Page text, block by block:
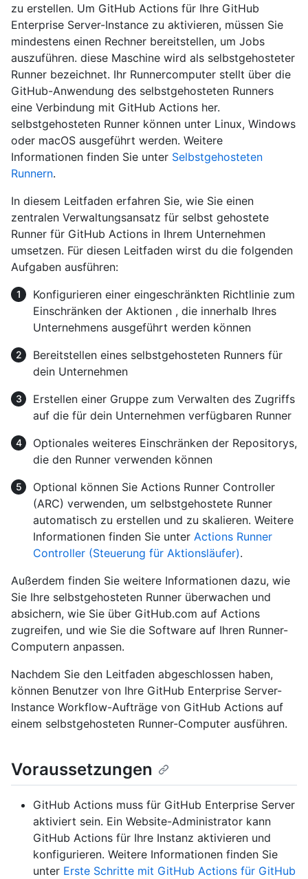
zu erstellen. Um GitHub Actions für Ihre GitHub
Enterprise Server-Instance zu aktivieren, müssen Sie
mindestens einen Rechner bereitstellen, um Jobs
auszuführen. diese Maschine wird als selbstgehosteter
Runner bezeichnet. Ihr Runnercomputer stellt über die
GitHub-Anwendung des selbstgehosteten Runners
eine Verbindung mit GitHub Actions her.
selbstgehosteten Runner können unter Linux, Windows
oder macOS ausgeführt werden. Weitere
Informationen finden Sie unter Selbstgehosteten
Runnern.
In diesem Leitfaden erfahren Sie, wie Sie einen
zentralen Verwaltungsansatz für selbst gehostete
Runner für GitHub Actions in Ihrem Unternehmen
umsetzen. Für diesen Leitfaden wirst du die folgenden
Aufgaben ausführen:
Konfigurieren einer eingeschränkten Richtlinie zum
Einschränken der Aktionen , die innerhalb Ihres
Unternehmens ausgeführt werden können
Bereitstellen eines selbstgehosteten Runners für
dein Unternehmen
Erstellen einer Gruppe zum Verwalten des Zugriffs
auf die für dein Unternehmen verfügbaren Runner
Optionales weiteres Einschränken der Repositorys,
die den Runner verwenden können
Optional können Sie Actions Runner Controller
(ARC) verwenden, um selbstgehostete Runner
automatisch zu erstellen und zu skalieren. Weitere
Informationen finden Sie unter Actions Runner
Controller (Steuerung für Aktionsläufer).
Außerdem finden Sie weitere Informationen dazu, wie
Sie Ihre selbstgehosteten Runner überwachen und
absichern, wie Sie über GitHub.com auf Actions
zugreifen, und wie Sie die Software auf Ihren Runner-
Computern anpassen.
Nachdem Sie den Leitfaden abgeschlossen haben,
können Benutzer von Ihre GitHub Enterprise Server-
Instance Workflow-Aufträge von GitHub Actions auf
einem selbstgehosteten Runner-Computer ausführen.
Voraussetzungen
GitHub Actions muss für GitHub Enterprise Server
aktiviert sein. Ein Website-Administrator kann
GitHub Actions für Ihre Instanz aktivieren und
konfigurieren. Weitere Informationen finden Sie
unter Erste Schritte mit GitHub Actions für GitHub